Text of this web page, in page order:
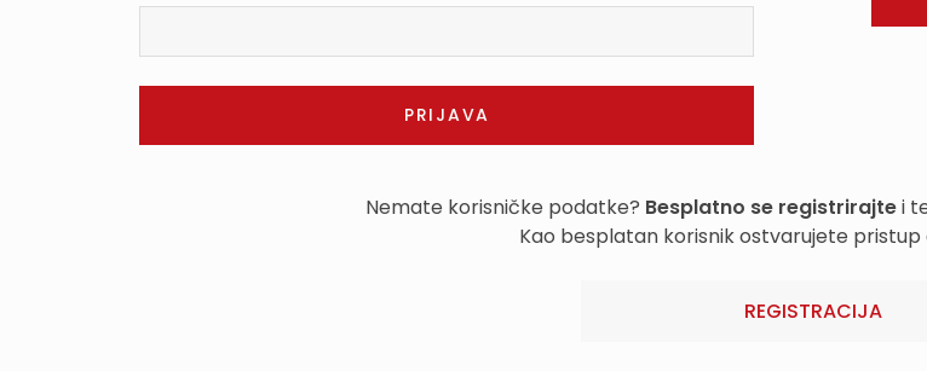
Nemate korisničke podatke? Besplatno se registrirajtei
Kao besplatan korisnik ostvarujete pristup
REGISTRACIJA